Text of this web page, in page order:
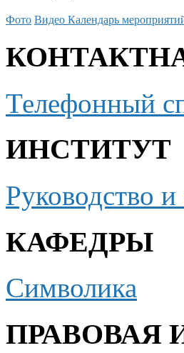
Фото Видео Календарь
Телефонный
ИНСТИТУТ
Руководство и
КАФЕДРЫ
Символика
ПРАВОВАЯ